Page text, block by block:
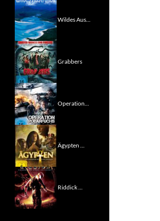
Wildes Aus...
Grabbers
Operation...
Ägypten ...
Riddick ...